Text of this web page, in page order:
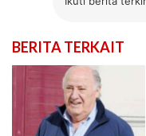
BERITA TERKAIT